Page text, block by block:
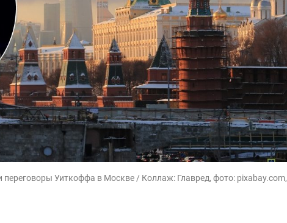
Уиткоффа в Москве / Коллаж: Главред, фото: pixabay.com,